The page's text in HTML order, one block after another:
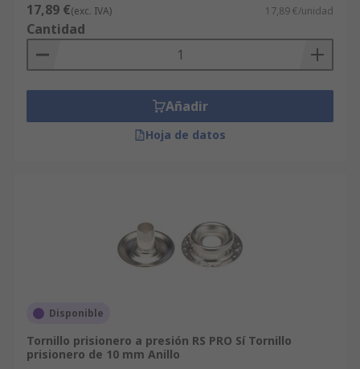
17,89 €(exc. IVA) 17,89 €/unidad
Cantidad
Añadir
Hoja de datos
Disponible
Tornillo prisionero a presión RS PRO Sí Tornillo
prisionero de 10 mm Anillo